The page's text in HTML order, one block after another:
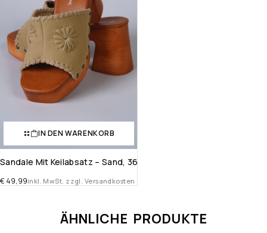
IN DEN WARENKORB
Sandale Mit Keilabsatz – Sand, 36
€ 49,99inkl. MwSt. zzgl. Versandkosten
ÄHNLICHE PRODUKTE